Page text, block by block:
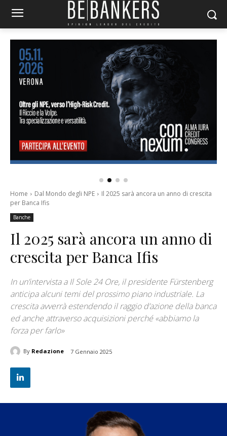
Home Dal Mondo degli NPE
Il 2025 sarà ancora un anno di crescita
per Banca Ifis
Banche
Il 2025 sarà ancora un anno di
crescita per Banca Ifis
In un’intervista a Il Sole 24 Ore, il presidente Fürstenberg
anticipa alcuni temi del prossimo piano industriale. La
crescita avverrà estendendo il raggio d’azione della banca
ed anche attraverso acquisizioni perché «abbiamo la
forza per farlo»
By Redazione 7 Gennaio 2025